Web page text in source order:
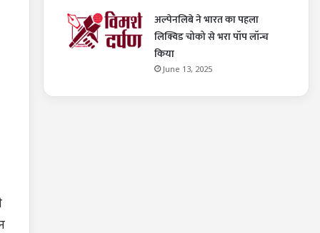
अल्पेनलिबे ने भारत का पहला
लिक्विड चोको से भरा पॉप लॉन्च
किया
June 13, 2025